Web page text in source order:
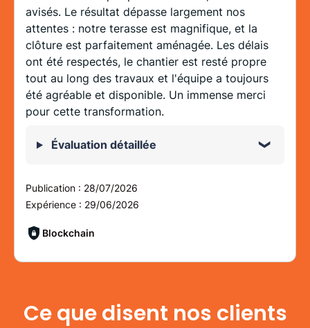
avisés. Le résultat dépasse largement nos
attentes : notre terasse est magnifique, et la
clôture est parfaitement aménagée. Les délais
ont été respectés, le chantier est resté propre
tout au long des travaux et l'équipe a toujours
été agréable et disponible. Un immense merci
pour cette transformation.
Évaluation détaillée
Publication : 28/07/2026
Expérience : 29/06/2026
Blockchain
Ce que disent nos clients